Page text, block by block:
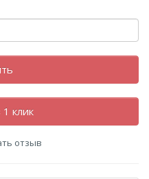
клик
отзыв